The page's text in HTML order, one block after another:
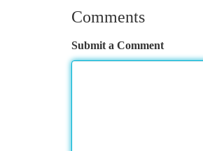
Comments
Submit a Comment